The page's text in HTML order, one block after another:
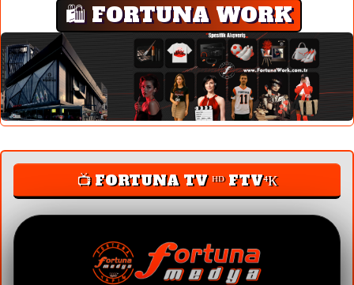
🛍️ FORTUNA WORK
📺 FORTUNA TV ᴴᴰ FTV⁴К